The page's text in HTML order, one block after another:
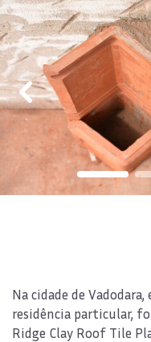
Na cidade de
residência particular,
Ridge Clay Roof Tile